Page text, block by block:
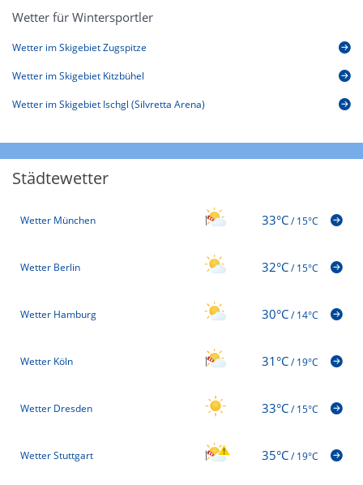
Wetter für Wintersportler
Wetter im Skigebiet Zugspitze
Wetter im Skigebiet Kitzbühel
Wetter im Skigebiet Ischgl (Silvretta Arena)
Städtewetter
Wetter München 33°C/15°C
Wetter Berlin 32°C/15°C
Wetter Hamburg 30°C/14°C
Wetter Köln 31°C/19°C
Wetter Dresden 33°C/15°C
Wetter Stuttgart 35°C/19°C